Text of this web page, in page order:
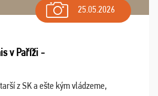
25.05.2026
v Paříži -
z SK a ešte kým vládzeme,